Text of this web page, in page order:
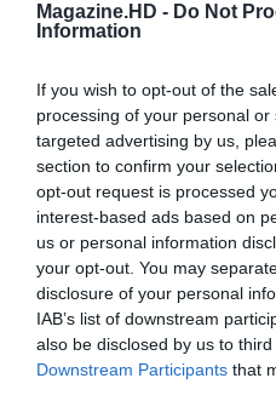
Magazine.HD - Do Not
Information
If you wish to opt-out of the
processing of your personal
targeted advertising by us,
section to confirm your
opt-out request is processed
interest-based ads based on
us or personal information
your opt-out. You may
disclosure of your personal
IAB’s list of downstream
also be disclosed by us to
Downstream Participants that
Pub